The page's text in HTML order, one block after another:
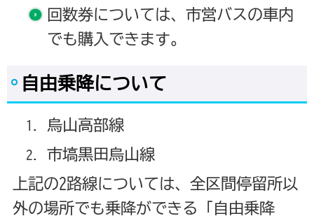
回数券については、市営バスの車内
でも購入できます。
自由乗降について
烏山高部線
市塙黒田烏山線
上記の2路線については、全区間停留所以
外の場所でも乗降ができる「自由乗降